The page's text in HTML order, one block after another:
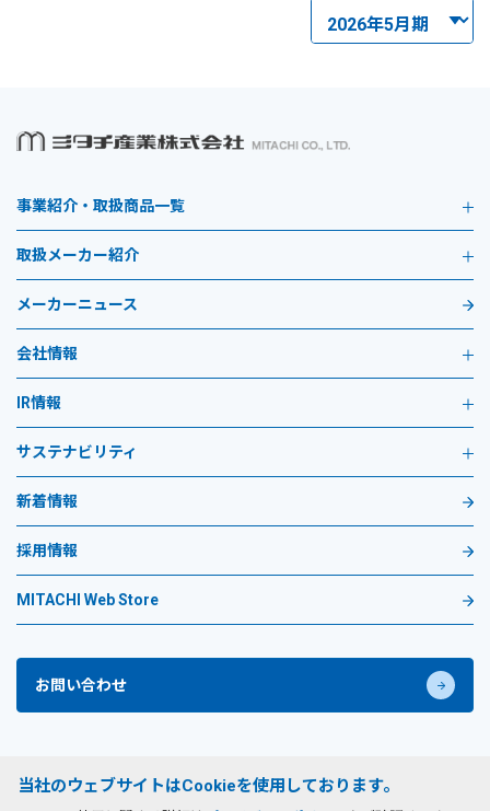
事業紹介・取扱商品一覧
取扱メーカー紹介
メーカーニュース
会社情報
IR情報
サステナビリティ
新着情報
採用情報
MITACHI Web Store
お問い合わせ
サイトのご利用条件
当社のウェブサイトはCookieを使用しております。